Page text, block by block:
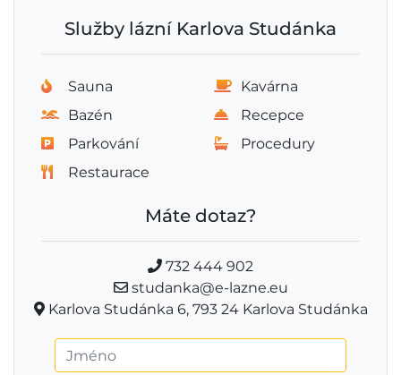
Služby lázní Karlova Studánka
Sauna
Kavárna
Bazén
Recepce
Parkování
Procedury
Restaurace
Máte dotaz?
732 444 902
studanka@e-lazne.eu
Karlova Studánka 6, 793 24 Karlova Studánka